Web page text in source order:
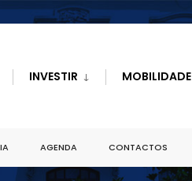
INVESTIR MOBILIDADE
AGENDA CONTACTOS